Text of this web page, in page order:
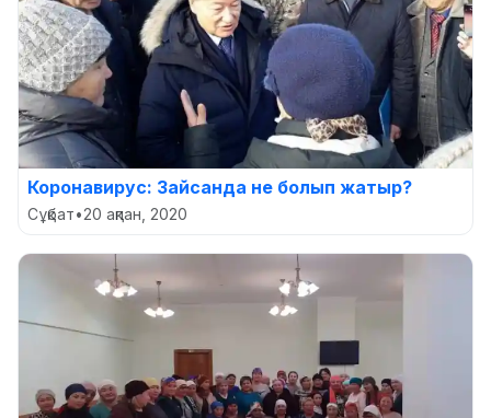
Коронавирус: Зайсанда не болып жатыр?
Сұқбат•20 ақпан, 2020